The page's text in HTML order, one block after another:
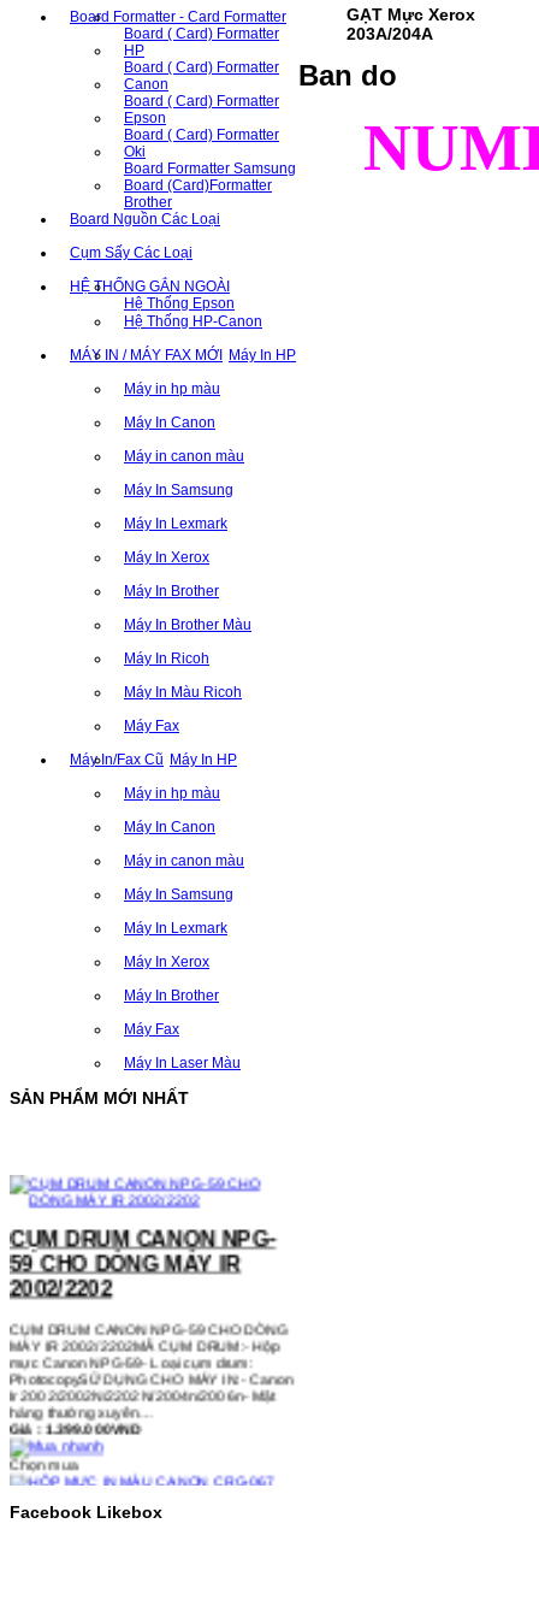
Board Formatter - Card Formatter
Board ( Card) Formatter
HP
Board ( Card) Formatter
Canon
Board ( Card) Formatter
Epson
Board ( Card) Formatter
Oki
Board Formatter Samsung
Board (Card)Formatter
Brother
Board Nguồn Các Loại
Cụm Sấy Các Loại
HỆ THỐNG GẮN NGOÀI
Hệ Thống Epson
Hệ Thống HP-Canon
MÁY IN / MÁY FAX MỚI Máy In HP
Máy in hp màu
Máy In Canon
Máy in canon màu
Máy In Samsung
Máy In Lexmark
Máy In Xerox
Máy In Brother
Máy In Brother Màu
Máy In Ricoh
Máy In Màu Ricoh
Máy Fax
Máy In/Fax Cũ Máy In HP
Máy in hp màu
Máy In Canon
Máy in canon màu
Máy In Samsung
Máy In Lexmark
Máy In Xerox
Máy In Brother
Máy Fax
Máy In Laser Màu
SẢN PHẨM MỚI NHẤT
CỤM DRUM CANON NPG-
2002/2202
CỤM DRUM CANON NPG-59 CHO DÒNG
MÁY IR 2002/2202MÃ CỤM DRUM:- Hộp
mực Canon NPG-59- Loại cụm drum:
PhotocopySỬ DỤNG CHO MÁY IN:- Canon
Ir 2002/2002N/2202N/2004n/2006n- Mặt
hàng thường xuyên…
Giá : 1.399.000VND
Chọn mua
CRG-067 CHO DÒNG MÁY
Facebook Likebox
GẠT Mực Xerox
203A/204A
Ban do